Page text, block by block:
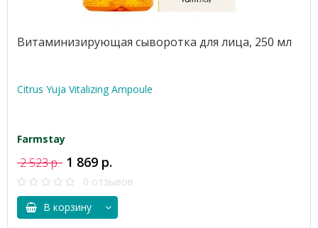
Витаминизирующая сыворотка для лица, 250 мл
Citrus Yuja Vitalizing Ampoule
Farmstay
2 523 р. 1 869 р.
0 отзывов
В корзину